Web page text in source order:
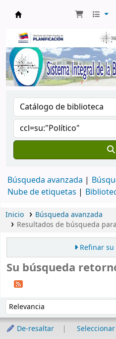
Búsqueda avanzada
Nube de etiquetas
Inicio
Búsqueda avanzada
Resultados de búsqueda
Refinar
Su búsqueda
Ordenar por:
De-resaltar